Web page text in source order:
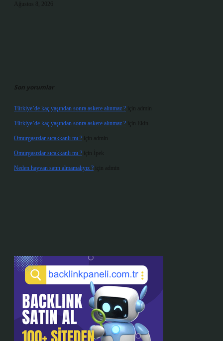
Ağustos 8, 2026
Son yorumlar
Türkiye’de kaç yaşından sonra askere alınmaz ? için admin
Türkiye’de kaç yaşından sonra askere alınmaz ? için Ekin
Omurgasızlar sıcakkanlı mı ? için admin
Omurgasızlar sıcakkanlı mı ? için İpek
Neden hayvan satın almamalıyız ? için admin